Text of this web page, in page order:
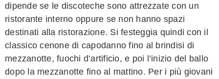
dipende se le discoteche sono attrezzate con un
ristorante interno oppure se non hanno spazi
destinati alla ristorazione. Si festeggia quindi con il
classico cenone di capodanno fino al brindisi di
mezzanotte, fuochi d’artificio, e poi l’inizio del ballo
dopo la mezzanotte fino al mattino. Per i più giovani